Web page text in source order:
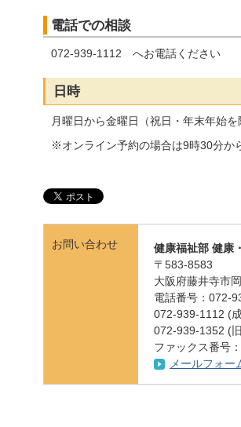
電話での相談
072-939-1112 へお電話ください
日時
月曜日から金曜日（祝日・年末年始
※オンライン予約の場合は9時30分か
お問い合わせ
健康福祉部 健康
〒583-8583
大阪府藤井寺市
電話番号：072-
072-939-1112 (
072-939-1352 (
ファックス番号
メールフォー